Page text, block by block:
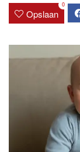
Opslaan
0